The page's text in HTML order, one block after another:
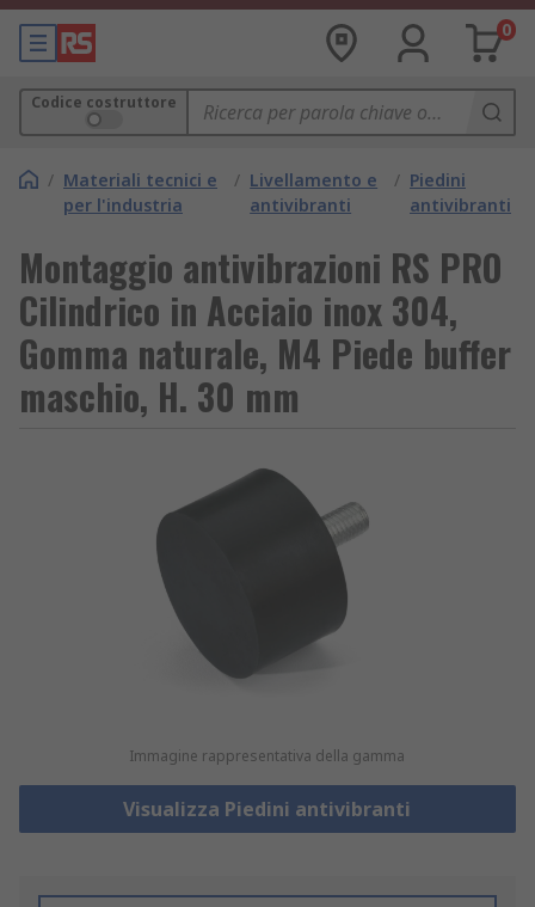
0
Codice costruttore
/ Materiali tecnici e
per l'industria
/ Livellamento e
antivibranti
/ Piedini
antivibranti
Montaggio antivibrazioni RS PRO
Cilindrico in Acciaio inox 304,
Gomma naturale, M4 Piede buffer
maschio, H. 30 mm
Immagine rappresentativa della gamma
Visualizza Piedini antivibranti